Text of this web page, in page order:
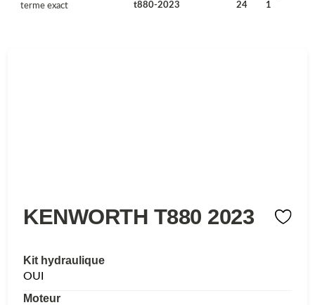
terme exact
t880-2023
24
1
KENWORTH T880 2023
Kit hydraulique
OUI
Moteur